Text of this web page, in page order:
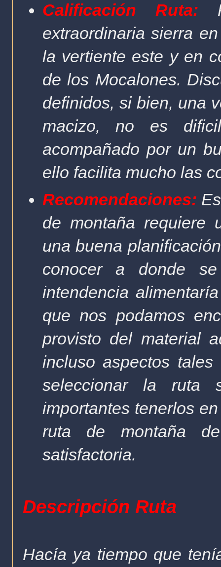
Calificación Ruta:
extraordinaria sierra
la vertiente este y en
de los Mocalones.
definidos, si bien, una
macizo, no es
acompañado por un
ello facilita mucho las
Recomendaciones:
de montaña requiere
una buena
conocer a donde
intendencia
que nos podamos
provisto del material
incluso aspectos
seleccionar la ruta
importantes tenerlos
ruta de montaña
satisfactoria.
Descripción Ruta
Hacía ya tiempo que